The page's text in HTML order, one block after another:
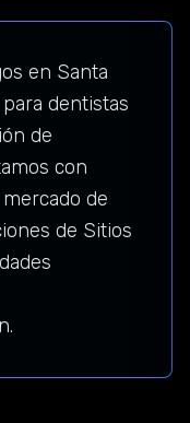
en Santa
dentistas
de
con
de
de Sitios